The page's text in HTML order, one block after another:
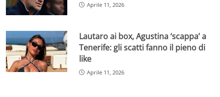
Aprile 11, 2026
Lautaro ai box, Agustina ‘scappa’ a
Tenerife: gli scatti fanno il pieno di
like
Aprile 11, 2026